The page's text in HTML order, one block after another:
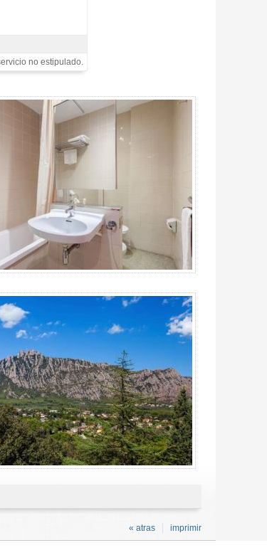
no estipulado.
imprimir
« atras